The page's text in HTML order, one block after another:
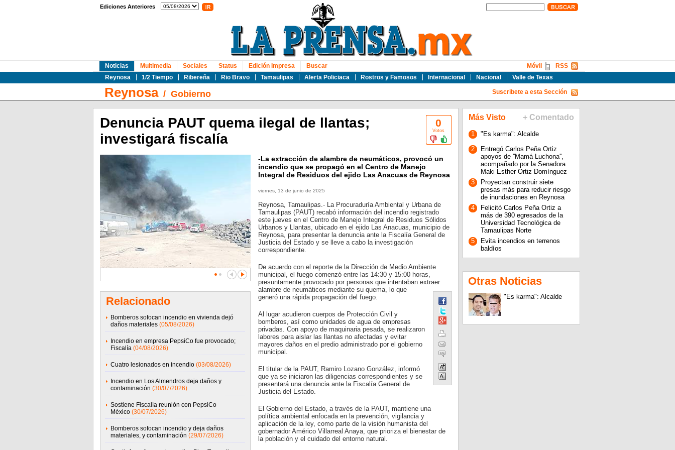
Ediciones Anteriores
Noticias
Reynosa
1/2 Tiempo Ribereña Rio Bravo Tamaulipas Alerta Policiaca Rostros y Famosos Internacional Nacional Valle de Texas
Multimedia Sociales Status Edición Impresa Buscar RSS
Móvil
Reynosa/ Gobierno Suscribete a esta Sección
0
Votos
Denuncia PAUT quema ilegal de llantas;
investigará fiscalía
Relacionado
Bomberos sofocan incendio en vivienda dejó
daños materiales (05/08/2026)
Incendio en empresa PepsiCo fue provocado;
Fiscalía (04/08/2026)
Cuatro lesionados en incendio (03/08/2026)
Incendio en Los Almendros deja daños y
contaminación (30/07/2026)
Sostiene Fiscalía reunión con PepsiCo
México (30/07/2026)
Bomberos sofocan incendio y deja daños
materiales, y contaminación (29/07/2026)
-La extracción de alambre de neumáticos, provocó un
incendio que se propagó en el Centro de Manejo
Integral de Residuos del ejido Las Anacuas de Reynosa
viernes, 13 de junio de 2025
Reynosa, Tamaulipas.- La Procuraduría Ambiental y Urbana de
Tamaulipas (PAUT) recabó información del incendio registrado
este jueves en el Centro de Manejo Integral de Residuos Sólidos
Urbanos y Llantas, ubicado en el ejido Las Anacuas, municipio de
Reynosa, para presentar la denuncia ante la Fiscalía General de
Justicia del Estado y se lleve a cabo la investigación
correspondiente.
De acuerdo con el reporte de la Dirección de Medio Ambiente
municipal, el fuego comenzó entre las 14:30 y 15:00 horas,
presuntamente provocado por personas que intentaban extraer
alambre de neumáticos mediante su quema, lo que
generó una rápida propagación del fuego.
Al lugar acudieron cuerpos de Protección Civil y
bomberos, así como unidades de agua de empresas
privadas. Con apoyo de maquinaria pesada, se realizaron
labores para aislar las llantas no afectadas y evitar
mayores daños en el predio administrado por el gobierno
municipal.
El titular de la PAUT, Ramiro Lozano González, informó
que ya se iniciaron las diligencias correspondientes y se
presentará una denuncia ante la Fiscalía General de
Justicia del Estado.
El Gobierno del Estado, a través de la PAUT, mantiene una
política ambiental enfocada en la prevención, vigilancia y
aplicación de la ley, como parte de la visión humanista del
gobernador Américo Villarreal Anaya, que prioriza el bienestar de
la población y el cuidado del entorno natural.
Más Visto + Comentado
1
"Es karma": Alcalde
2
Entregó Carlos Peña Ortiz
apoyos de ''Mamá Luchona'',
acompañado por la Senadora
Maki Esther Ortiz Domínguez
3
Proyectan construir siete
presas más para reducir riesgo
de inundaciones en Reynosa
4
Felicitó Carlos Peña Ortiz a
más de 390 egresados de la
Universidad Tecnológica de
Tamaulipas Norte
5
Evita incendios en terrenos
baldíos
Otras Noticias
"Es karma": Alcalde